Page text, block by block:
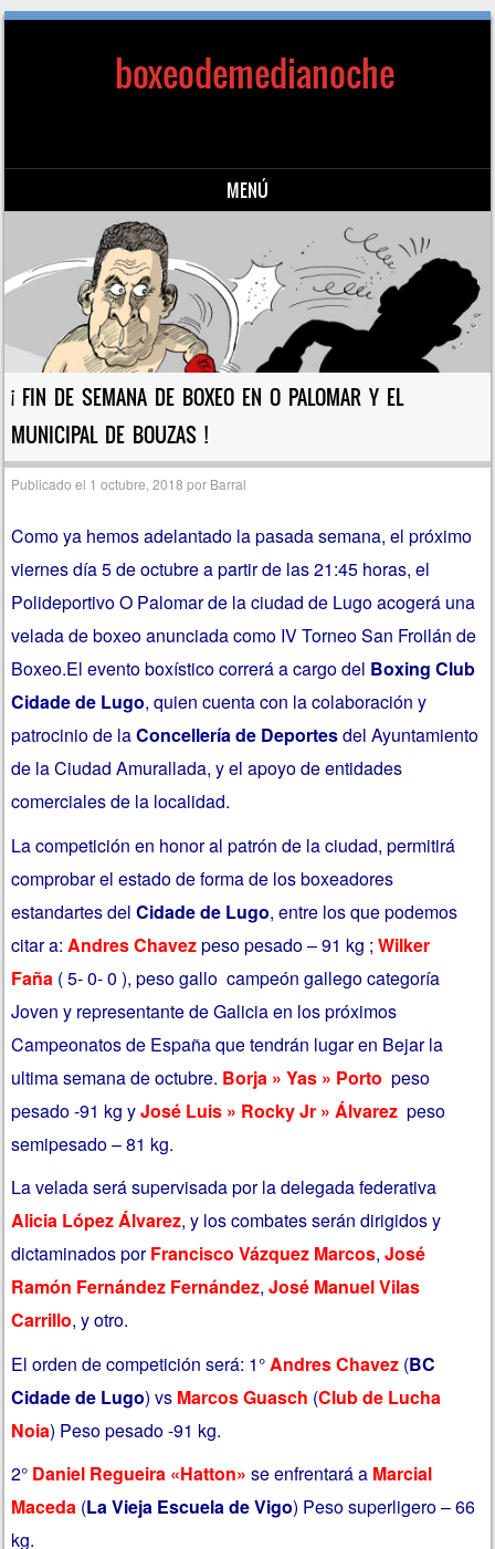
boxeodemedianoche
MENÚ
Saltar al contenido
¡ FIN DE SEMANA DE BOXEO EN O PALOMAR Y EL
MUNICIPAL DE BOUZAS !
Publicado el 1 octubre, 2018 por Barral
Como ya hemos adelantado la pasada semana, el próximo
viernes día 5 de octubre a partir de las 21:45 horas, el
Polideportivo O Palomar de la ciudad de Lugo acogerá una
velada de boxeo anunciada como IV Torneo San Froilán de
Boxeo.El evento boxístico correrá a cargo del Boxing Club
Cidade de Lugo, quien cuenta con la colaboración y
patrocinio de laConcellería de Deportesdel Ayuntamiento
de la Ciudad Amurallada, y el apoyo de entidades
comerciales de la localidad.
La competición en honor al patrón de la ciudad, permitirá
comprobar el estado de forma de los boxeadores
estandartes delCidade de Lugo, entre los que podemos
citar a: Andres Chavezpeso pesado – 91 kg ;Wilker
Faña ( 5- 0- 0 ), peso gallo campeón gallego categoría
Joven y representante de Galicia en los próximos
Campeonatos de España que tendrán lugar en Bejar la
ultima semana de octubre. Borja » Yas » Porto peso
pesado -91 kg yJosé Luis » Rocky Jr » Álvarez peso
semipesado –81 kg.
La velada será supervisada por la delegada federativa
Alicia López Álvarez, y los combates serán dirigidos y
dictaminados porFrancisco Vázquez Marcos,José
Ramón Fernández Fernández,José Manuel Vilas
Carrillo, y otro.
El orden de competición será: 1°Andres Chavez (BC
Cidade de Lugo) vs Marcos Guasch (Club de Lucha
Noia) Peso pesado -91 kg.
2° Daniel Regueira «Hatton» se enfrentará a Marcial
Maceda (La Vieja Escuela de Vigo) Peso superligero – 66
kg.